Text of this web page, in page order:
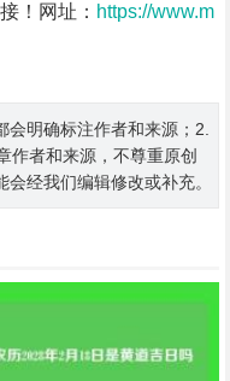
！网址： https://www.m
会明确标注作者和来源；2.
作者和来源，不尊重原创
经我们编辑修改或补充。